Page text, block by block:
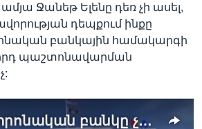
Ջանեթ Ելենը դեռ չի ասել,
դեպքում ինքը
բանկային համակարգի
պաշտոնավարման
ԱՄՆ-ի կենտրոնական բանկը չի բարձրացնի սակագները, սակայն ո՞վ կղեկավարի Դաշնային պահոցը 2018 թվականին